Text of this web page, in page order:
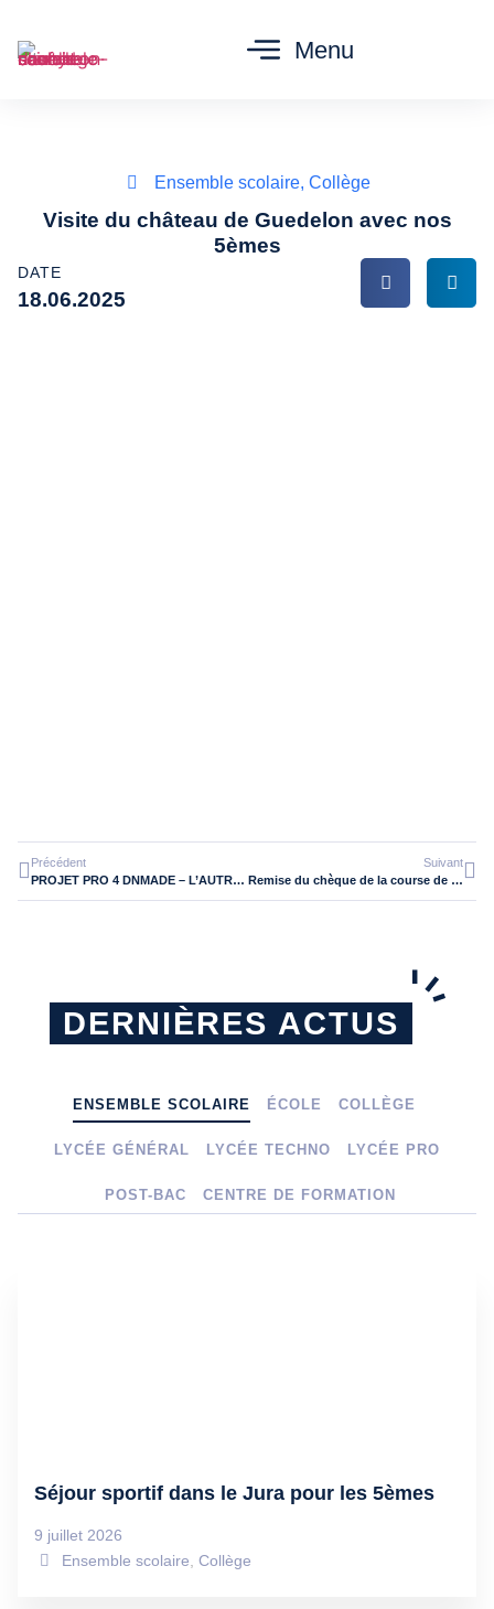
Menu
Ensemble scolaire, Collège
Visite du château de Guedelon avec nos
5èmes
DATE
18.06.2025
Précédent
PROJET PRO 4 DNMADE – L’AUTRE CANAL DE NANCY
Suivant
Remise du chèque de la course de solidarité à l’association Handi’Chiens
DERNIÈRES ACTUS
ENSEMBLE SCOLAIRE ÉCOLE COLLÈGE
LYCÉE GÉNÉRAL LYCÉE TECHNO LYCÉE PRO
POST-BAC CENTRE DE FORMATION
Séjour sportif dans le Jura pour les 5èmes
9 juillet 2026
Ensemble scolaire Collège